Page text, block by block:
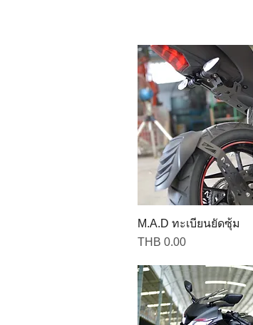
M.A.D ทะเบียนยัดซุ้ม
Price
THB 0.00